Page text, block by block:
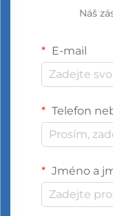
Náš
E-mail
Telefon
Jméno a